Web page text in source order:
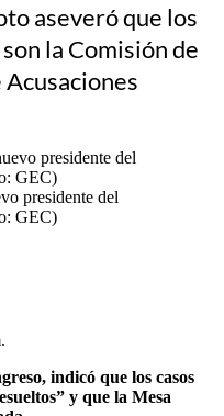
aseveró que los
la Comisión de
Acusaciones
presidente del
GEC)
indicó que los casos
y que la Mesa